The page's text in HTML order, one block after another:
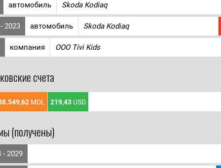
автомобиль Skoda Kodiaq
2023 автомобиль Skoda Kodiaq
компания OOO Tivi Kids
счета
MDL 219,43 USD
(получены)
- 2029